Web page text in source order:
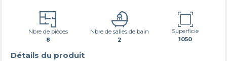
Nbre de pièces
8
Nbre de salles de bain
2
Superficie
1050
Détails du produit